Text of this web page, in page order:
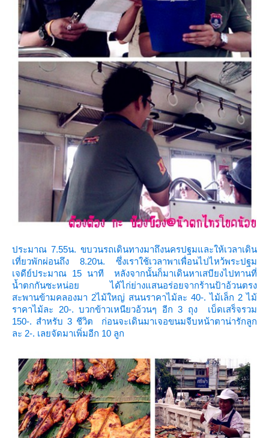
ประมาณ 7.55น. ขบวนรถเดินทางมาถึงนครปฐมและให้เวลาเดิน
เที่ยวพักผ่อนถึง 8.20น. ซึ่งเราใช้เวลาพาเพื่อนไปไหว้พระปฐม
เจดีย์ประมาณ 15 นาที หลังจากนั้นก็มาเดินหาเสบียงไปทานที่
น้ำตกกันซะหน่อย ได้ไก่ย่างแสนอร่อยจากร้านป้าอ้วนตรง
สะพานข้ามคลองมา 2ไม้ใหญ่ สนนราคาไม้ละ 40-. ไม้เล็ก 2 ไม้
ราคาไม้ละ 20-. บวกข้าวเหนียวอ้วนๆ อีก 3 ถุง เบ็ดเสร็จรวม
150-. สำหรับ 3 ชีวิต ก่อนจะเดินมาเจอขนมจีบหน้าตาน่ารักลูก
ละ 2-. เลยจัดมาเพิ่มอีก 10 ลูก